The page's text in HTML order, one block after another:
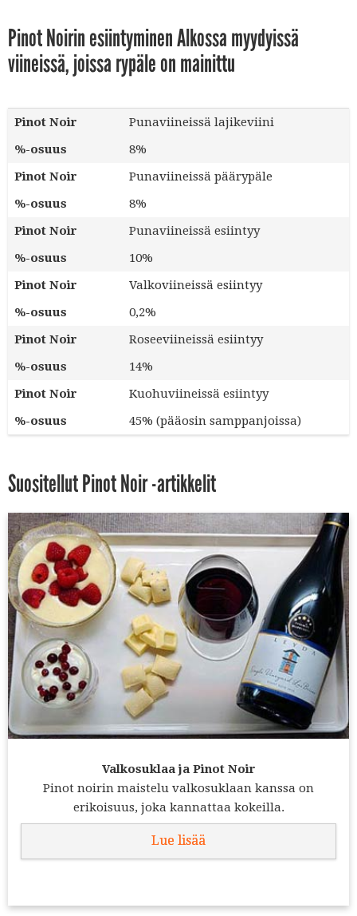
Pinot Noirin esiintyminen Alkossa myydyissä
viineissä, joissa rypäle on mainittu
Pinot Noir
Punaviineissä lajikeviini
%-osuus
8%
Pinot Noir
Punaviineissä päärypäle
%-osuus
8%
Pinot Noir
Punaviineissä esiintyy
%-osuus
10%
Pinot Noir
Valkoviineissä esiintyy
%-osuus
0,2%
Pinot Noir
Roseeviineissä esiintyy
%-osuus
14%
Pinot Noir
Kuohuviineissä esiintyy
%-osuus
45% (pääosin samppanjoissa)
Suositellut Pinot Noir -artikkelit
Valkosuklaa ja Pinot Noir
Pinot noirin maistelu valkosuklaan kanssa on
erikoisuus, joka kannattaa kokeilla.
Lue lisää